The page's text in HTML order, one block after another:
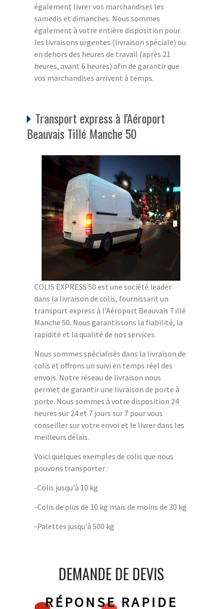
également livrer vos marchandises les
samedis et dimanches. Nous sommes
également à votre entière disposition pour
les livraisons urgentes (livraison spéciale) ou
en dehors des heures de travail (après 21
heures, avant 6 heures) afin de garantir que
vos marchandises arrivent à temps.
Transport express à l'Aéroport
Beauvais Tillé Manche 50
COLIS EXPRESS 50 est une société leader
dans la livraison de colis, fournissant un
transport express à l'Aéroport Beauvais Tillé
Manche 50. Nous garantissons la fiabilité, la
rapidité et la qualité de nos services.
Nous sommes spécialisés dans la livraison de
colis et offrons un suivi en temps réel des
envois. Notre réseau de livraison nous
permet de garantir une livraison de porte à
porte. Nous sommes à votre disposition 24
heures sur 24 et 7 jours sur 7 pour vous
conseiller sur votre envoi et le livrer dans les
meilleurs délais.
Voici quelques exemples de colis que nous
pouvons transporter :
-Colis jusqu'à 10 kg
-Colis de plus de 10 kg mais de moins de 30 kg
-Palettes jusqu'à 500 kg
DEMANDE DE DEVIS
RÉPONSE RAPIDE